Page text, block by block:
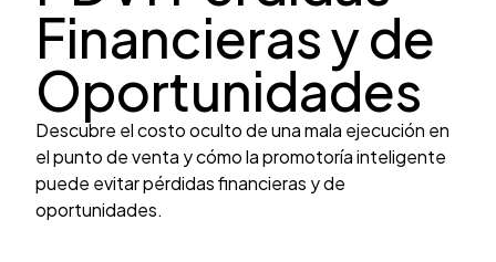
Financieras y de
Oportunidades
Descubre el costo oculto de una mala ejecución en
el punto de venta y cómo la promotoría inteligente
puede evitar pérdidas financieras y de
oportunidades.